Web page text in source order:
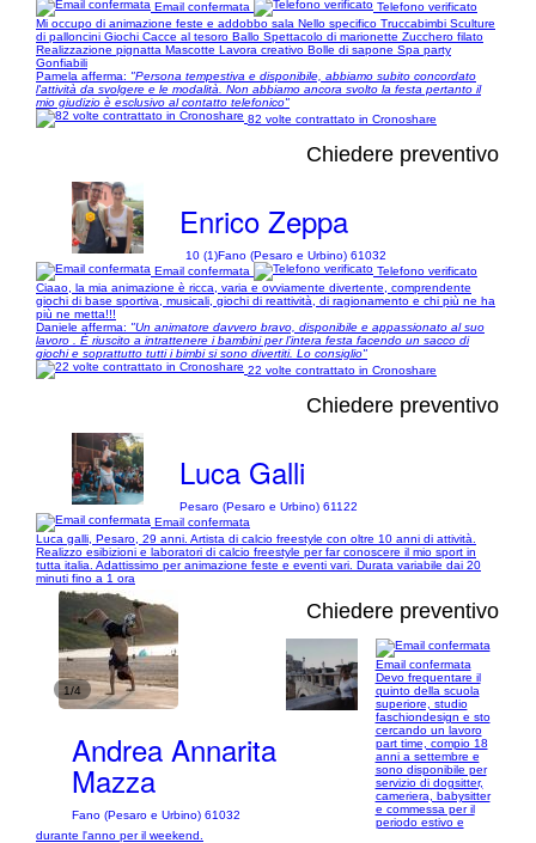
Email confermata
Telefono verificato
Mi occupo di animazione feste e addobbo sala Nello specifico Truccabimbi Sculture
di palloncini Giochi Cacce al tesoro Ballo Spettacolo di marionette Zucchero filato
Realizzazione pignatta Mascotte Lavora creativo Bolle di sapone Spa party
Gonfiabili
Pamela afferma: "Persona tempestiva e disponibile, abbiamo subito concordato
l'attività da svolgere e le modalità. Non abbiamo ancora svolto la festa pertanto il
mio giudizio è esclusivo al contatto telefonico"
82 volte contrattato in Cronoshare
Chiedere preventivo
Enrico Zeppa
10 (1)Fano (Pesaro e Urbino) 61032
Email confermata
Telefono verificato
Ciaao, la mia animazione è ricca, varia e ovviamente divertente, comprendente
giochi di base sportiva, musicali, giochi di reattività, di ragionamento e chi più ne ha
più ne metta!!!
Daniele afferma: "Un animatore davvero bravo, disponibile e appassionato al suo
lavoro . È riuscito a intrattenere i bambini per l’intera festa facendo un sacco di
giochi e soprattutto tutti i bimbi si sono divertiti. Lo consiglio"
22 volte contrattato in Cronoshare
Chiedere preventivo
Luca Galli
Pesaro (Pesaro e Urbino) 61122
Email confermata
Luca galli, Pesaro, 29 anni. Artista di calcio freestyle con oltre 10 anni di attività.
Realizzo esibizioni e laboratori di calcio freestyle per far conoscere il mio sport in
tutta italia. Adattissimo per animazione feste e eventi vari. Durata variabile dai 20
minuti fino a 1 ora
1/4
Chiedere preventivo
Andrea Annarita
Mazza
Fano (Pesaro e Urbino) 61032
Email confermata
Devo frequentare il
quinto della scuola
superiore, studio
faschiondesign e sto
cercando un lavoro
part time, compio 18
anni a settembre e
sono disponibile per
servizio di dogsitter,
cameriera, babysitter
e commessa per il
periodo estivo e
durante l'anno per il weekend.